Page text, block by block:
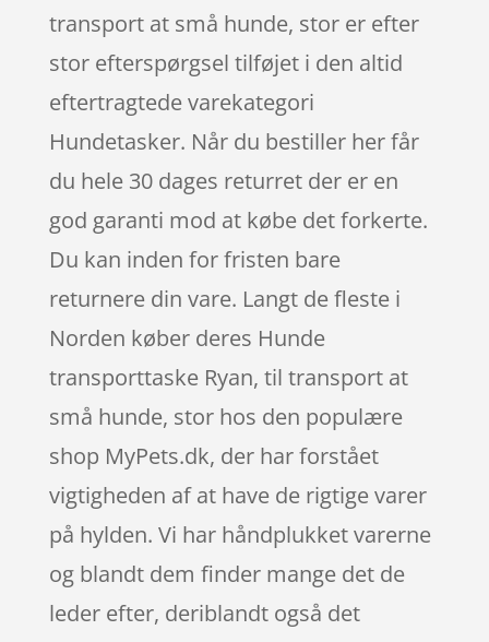
transport at små hunde, stor er efter
stor efterspørgsel tilføjet i den altid
eftertragtede varekategori
Hundetasker. Når du bestiller her får
du hele 30 dages returret der er en
god garanti mod at købe det forkerte.
Du kan inden for fristen bare
returnere din vare. Langt de fleste i
Norden køber deres Hunde
transporttaske Ryan, til transport at
små hunde, stor hos den populære
shop MyPets.dk, der har forstået
vigtigheden af at have de rigtige varer
på hylden. Vi har håndplukket varerne
og blandt dem finder mange det de
leder efter, deriblandt også det